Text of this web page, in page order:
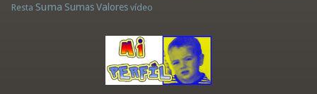
Resta Suma Sumas Valores vídeo